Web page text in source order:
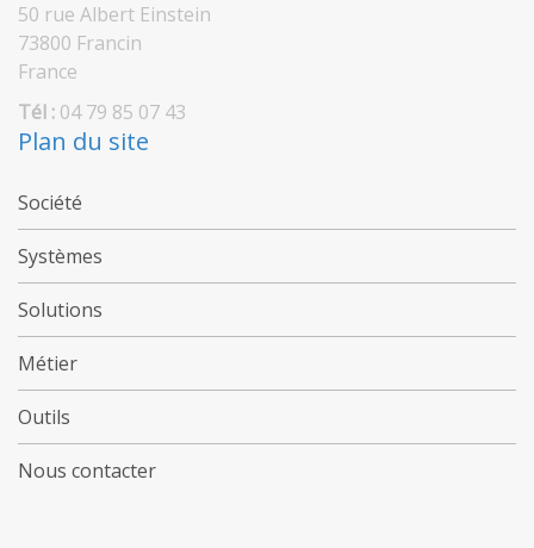
50 rue Albert Einstein
73800 Francin
France
Tél : 04 79 85 07 43
Plan du site
Société
Systèmes
Solutions
Métier
Outils
Nous contacter